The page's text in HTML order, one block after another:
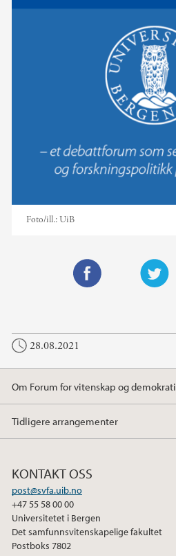
Foto/ill.:UiB
i
t
e
r
c
e
b
o
o
k
28.08.2021
Om Forum for vitenskap og demokrati
Tidligere arrangementer
KONTAKT OSS
post@svfa.uib.no
+47 55 58 00 00
Universitetet i Bergen
Det samfunnsvitenskapelige fakultet
Postboks 7802